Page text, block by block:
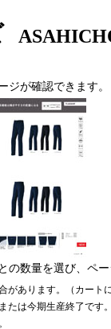
ジが確認できます。
の数量を選び、ペ
あります。（カート
は今期生産終了です。